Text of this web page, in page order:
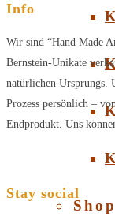
Info
Wir sind “Hand Made
Bernstein-Unikate
natürlichen Ursprungs.
Prozess persönlich –
Endprodukt. Uns
Stay social